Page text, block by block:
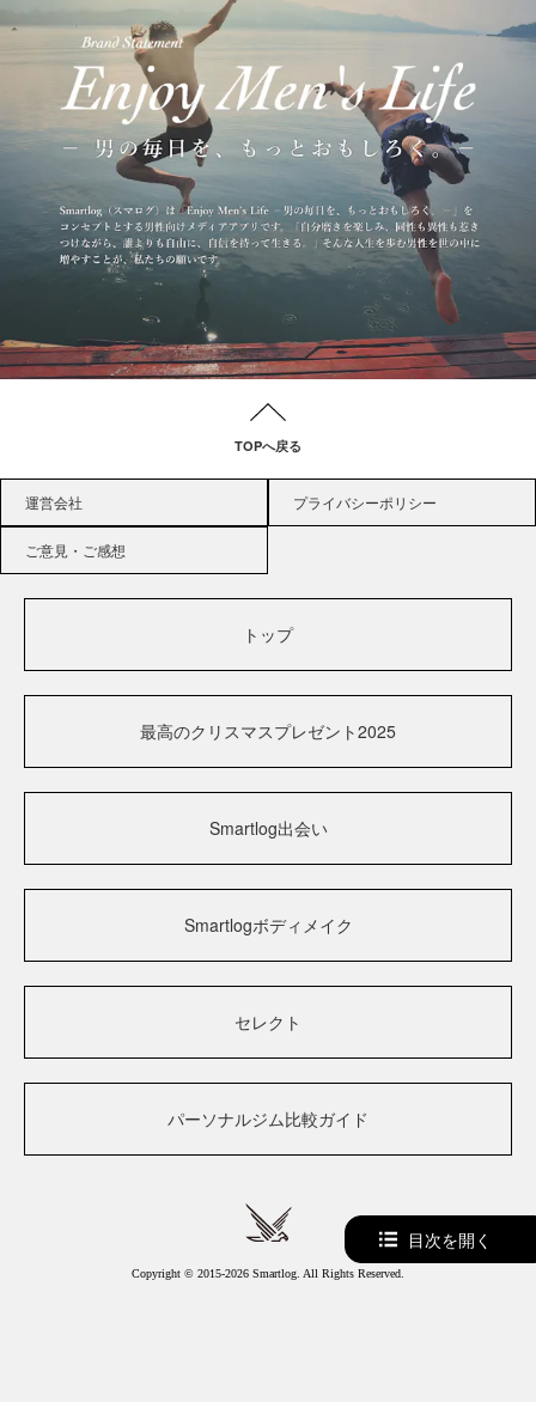
TOPへ戻る
運営会社 プライバシーポリシー
ご意見・ご感想
トップ
最高のクリスマスプレゼント2025
Smartlog出会い
Smartlogボディメイク
セレクト
パーソナルジム比較ガイド
Copyright © 2015-2026 Smartlog. All Rights Reserved.
目次を開く